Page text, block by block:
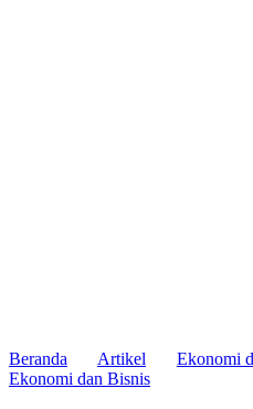
Beranda Artikel
Ekonomi
Ekonomi dan Bisnis